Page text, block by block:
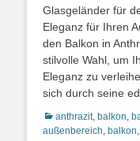
Glasgeländer für
Eleganz für Ihren
den Balkon in
stilvolle Wahl, um
Eleganz zu
sich durch seine
Kategorien
anthrazit, balkon,
außenbereich, balkon,